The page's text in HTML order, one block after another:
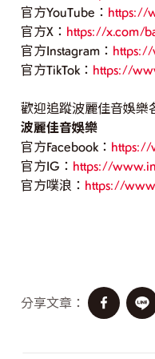
官方YouTube： https://
官方X： https://x.com/
官方Instagram：
官方TikTok： https://
歡迎追蹤波麗佳音娛樂
波麗佳音娛樂
官方Facebook： https://
官方IG： https://
官方噗浪： https://
分享文章：